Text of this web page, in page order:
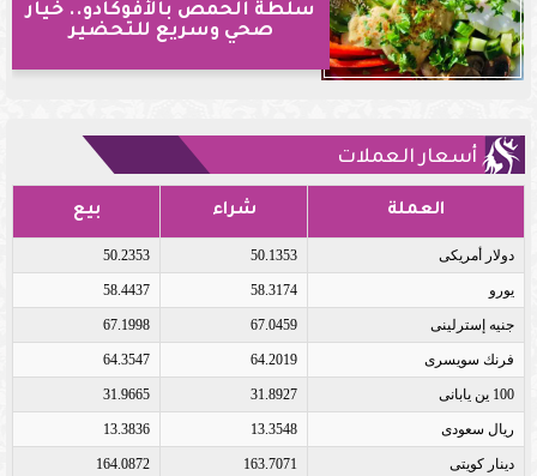
سلطة الحمص بالأفوكادو.. خيار
صحي وسريع للتحضير
أسعار العملات
العملة شراء بيع
دولار أمريكى 50.1353
50.2353
يورو 58.3174
58.4437
جنيه إسترلينى 67.0459
67.1998
فرنك سويسرى 64.2019
64.3547
100 ين يابانى 31.8927
31.9665
ريال سعودى 13.3548
13.3836
دينار كويتى 163.7071
164.0872